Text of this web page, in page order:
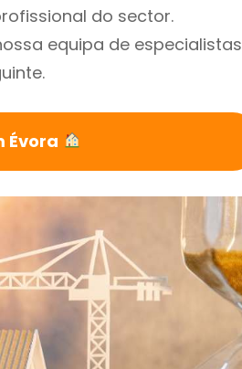
do sector.
equipa de especialistas
Évora